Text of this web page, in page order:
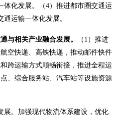
体化发展。（4）推进都市圈交通运
运输一体化发展。
与相关产业融合发展。
（1）推进
空快递、高铁快递，推动邮件快件
跨运输方式顺畅衔接，推进全程运
、综合服务站、汽车站等设施资源
展。加强现代物流体系建设，优化